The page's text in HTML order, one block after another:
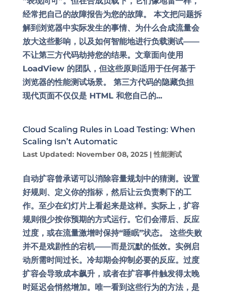
经常把自己的故障报告为您的故障。 本文把问题拆
解到浏览器中实际发生的事情、为什么合成流量会
放大这些影响，以及如何智能地进行负载测试——
不让第三方代码劫持您的结果。文章面向使用
LoadView 的团队，但这些原则适用于任何基于
浏览器的性能测试场景。 第三方代码的隐藏负担
现代页面不仅仅是 HTML 和您自己的...
Cloud Scaling Rules in Load Testing: When
Scaling Isn’t Automatic
Last Updated: November 08, 2025|性能测试
自动扩容曾承诺可以消除容量规划中的猜测。设置
好规则、定义你的指标，然后让云负责剩下的工
作。至少在幻灯片上看起来是这样。实际上，扩容
规则很少按你预期的方式运行。它们会滞后、反应
过度，或在流量激增时保持“睡眠”状态。 这些失败
并不是戏剧性的宕机——而是沉默的低效。实例启
动所需时间过长。冷却期会抑制必要的反应。过度
扩容会导致成本飙升，或者在扩容事件触发得太晚
时延迟会悄然增加。唯一看到这些行为的方法，是